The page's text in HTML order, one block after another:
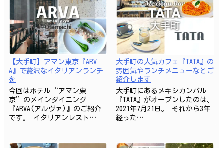
【大手町】アマン東京『ARV
A』で贅沢なイタリアンランチ
を
今回はホテル“アマン東
京”のメインダイニング
『ARVA(アルヴァ)』のご紹介
です。 イタリアンレスト…
大手町の人気カフェ『TATA』の
雰囲気やランチメニューなどご
紹介します
大手町にあるメキシカンバル
『TATA』がオープンしたのは、
2021年7月21日。 それから3年
経った…